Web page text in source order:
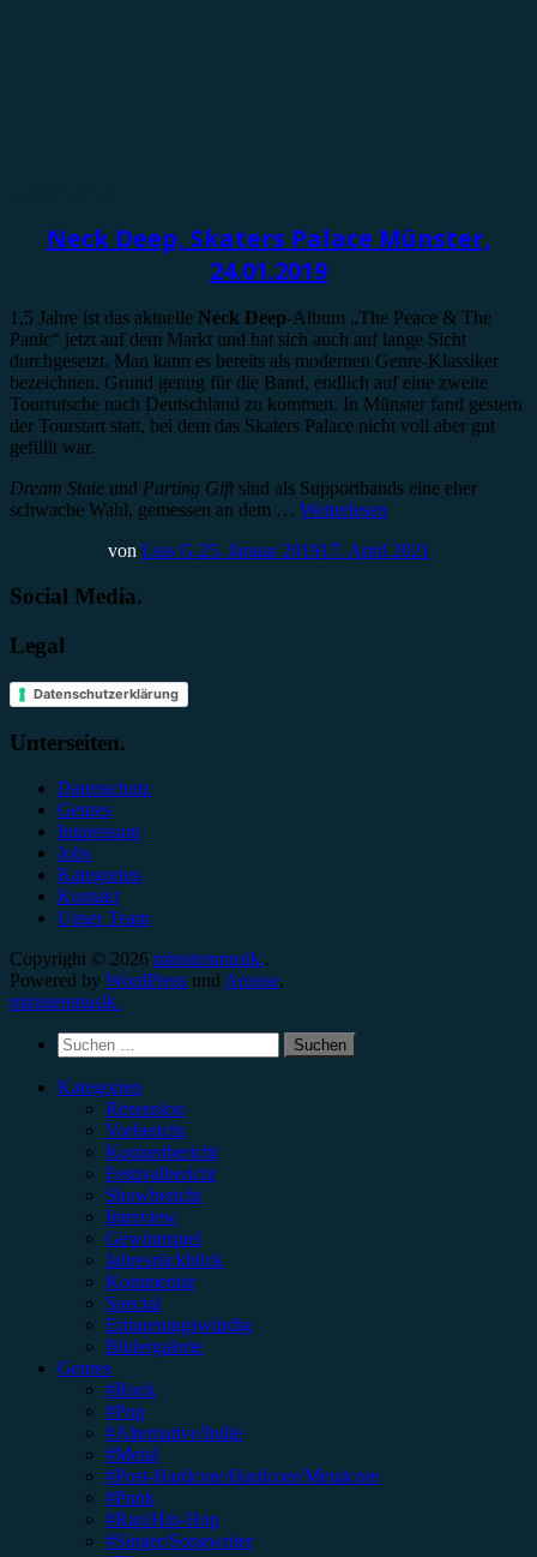
Neck Deep, Skaters Palace Münster,
24.01.2019
1,5 Jahre ist das aktuelle Neck Deep-Album „The Peace & The
Panic“ jetzt auf dem Markt und hat sich auch auf lange Sicht
durchgesetzt. Man kann es bereits als modernen Genre-Klassiker
bezeichnen. Grund genug für die Band, endlich auf eine zweite
Tourrutsche nach Deutschland zu kommen. In Münster fand gestern
der Tourstart statt, bei dem das Skaters Palace nicht voll aber gut
gefüllt war.
Dream State und Parting Giftsind als Supportbands eine eher
schwache Wahl, gemessen an dem … Weiterlesen
von Luis G.25. Januar 201917. April 2021
Social Media.
Legal
Datenschutzerklärung
Unterseiten.
Datenschutz
Genres
Impressum
Jobs
Kategorien
Kontakt
Unser Team
Copyright © 2026 minutenmusik..
Powered by WordPress und Arouse.
minutenmusik.
Suchen
nach:
Kategorien
Rezension
Vorbericht
Konzertbericht
Festivalbericht
Showbericht
Interview
Gewinnspiel
Jahresrückblick
Kommentar
Special
Erinnerungswürdig
Bildergalerie
Genres
#Rock
#Pop
#Alternative/Indie
#Metal
#Post-Hardcore/Hardcore/Metalcore
#Punk
#Rap/Hip-Hop
#Singer/Songwriter